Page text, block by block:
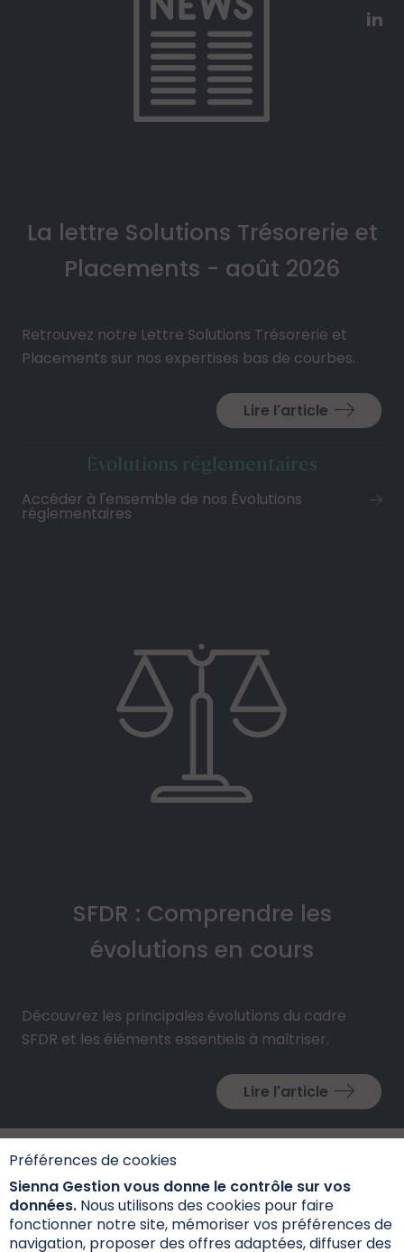
Préférences de cookies
Sienna Gestion vous donne le contrôle sur vos
données. Nous utilisons des cookies pour faire
fonctionner notre site, mémoriser vos préférences de
navigation, proposer des offres adaptées, diffuser des
La lettre Solutions Trésorerie et
Placements - août 2026
Retrouvez notre Lettre Solutions Trésorerie et
Placements sur nos expertises bas de courbes.
Lire l'article
SFDR : Comprendre les
évolutions en cours
Découvrez les principales évolutions du cadre
SFDR et les éléments essentiels à maîtriser.
Lire l'article
Évolutions réglementaires
Accéder à l'ensemble de nos Évolutions
réglementaires